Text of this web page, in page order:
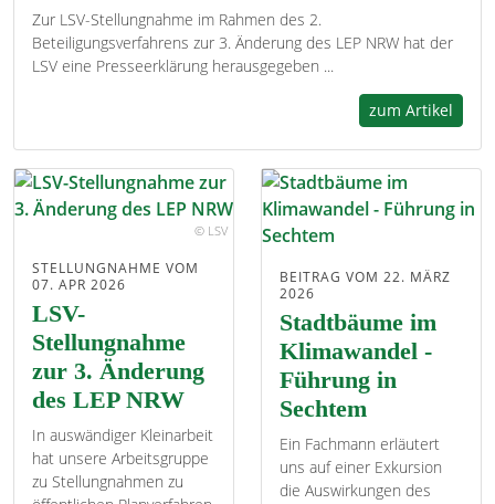
Zur LSV-Stellungnahme im Rahmen des 2.
Beteiligungsverfahrens zur 3. Änderung des LEP NRW hat der
LSV eine Presseerklärung herausgegeben ...
zum Artikel
© LSV
STELLUNGNAHME VOM
07. APR 2026
LSV-
Stellungnahme
zur 3. Änderung
des LEP NRW
In auswändiger Kleinarbeit
hat unsere Arbeitsgruppe
zu Stellungnahmen zu
BEITRAG VOM 22. MÄRZ
2026
Stadtbäume im
Klimawandel -
Führung in
Sechtem
Ein Fachmann erläutert
uns auf einer Exkursion
die Auswirkungen des